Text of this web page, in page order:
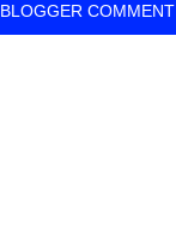
BLOGGER COMMENT